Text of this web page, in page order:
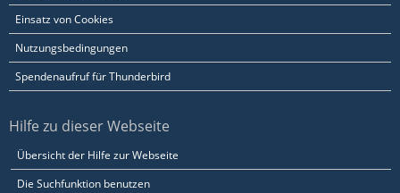
Einsatz von Cookies
Nutzungsbedingungen
Spendenaufruf für Thunderbird
Hilfe zu dieser Webseite
Übersicht der Hilfe zur Webseite
Die Suchfunktion benutzen